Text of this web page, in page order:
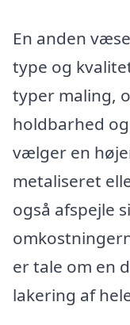
En anden
type og
typer maling,
holdbarhed
vælger en
metaliseret
også afspejle
er tale om en
lakering af